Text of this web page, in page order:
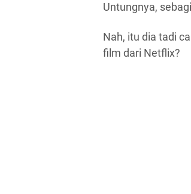
Untungnya,
Nah, itu dia tadi
film dari Netflix?